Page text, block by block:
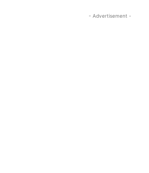
- Advertisement -